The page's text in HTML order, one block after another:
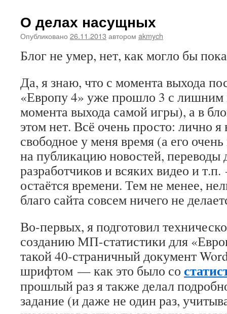
О делах насущных
Опубликовано 26.11.2013 автором akmych
Блог не умер, нет, как могло бы
Да, я знаю, что с момента выхода
«Европу 4» уже прошло 3 с лишним
момента выхода самой игры), а в
этом нет. Всё очень просто: лично я
свободное у меня время (а его
на публикацию новостей, переводы
разработчиков и всяких видео и
остаётся времени. Тем не менее,
благо сайта совсем ничего не
Во-первых, я подготовил
созданию МП-статистики для
такой 40-страничный документ
шрифтом — как это было со
прошлый раз я также делал
задание (и даже не один раз,